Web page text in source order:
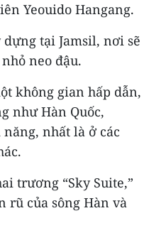
Yeouido Hangang.
tại Jamsil, nơi sẽ
neo đậu.
không gian hấp dẫn,
như Hàn Quốc,
nhất là ở các
trương “Sky Suite,”
rũ của sông Hàn và